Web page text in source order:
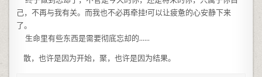
己，不再与我有关。而我也不必再牵挂!可以让疲惫的心安静下来
了。
生命里有些东西是需要彻底忘却的……
散，也许是因为开始，聚，也许是因为结果。